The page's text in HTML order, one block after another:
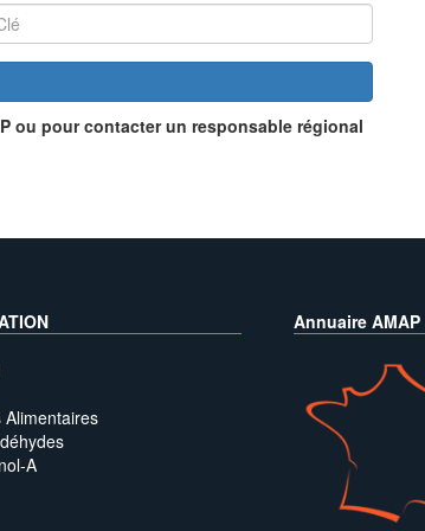
ou pour contacter un responsable régional
Alimentaires
A
Annuaire AMAP